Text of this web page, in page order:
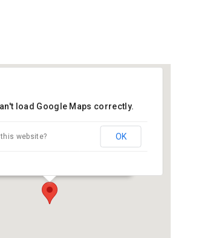
Neckarhausen
load Google Maps correctly.
this website? OK